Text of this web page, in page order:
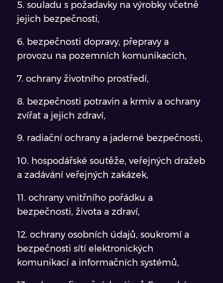
5. souladu s požadavky na výrobky včetně
jejich bezpečnosti,
6. bezpečnosti dopravy, přepravy a
provozu na pozemních komunikacích,
7. ochrany životního prostředí,
8. bezpečnosti potravin a krmiv a ochrany
zvířat a jejich zdraví,
9. radiační ochrany a jaderné bezpečnosti,
10. hospodářské soutěže, veřejných dražeb
a zadávání veřejných zakázek,
11. ochrany vnitřního pořádku a
bezpečnosti, života a zdraví,
12. ochrany osobních údajů, soukromí a
bezpečnosti sítí elektronických
komunikací a informačních systémů,